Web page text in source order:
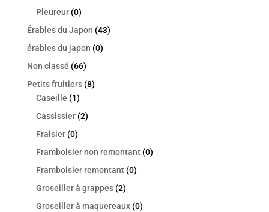
Pleureur (0)
Érables du Japon (43)
érables du japon (0)
Non classé (66)
Petits fruitiers (8)
Caseille (1)
Cassissier (2)
Fraisier (0)
Framboisier non remontant (0)
Framboisier remontant (0)
Groseiller à grappes (2)
Groseiller à maquereaux (0)